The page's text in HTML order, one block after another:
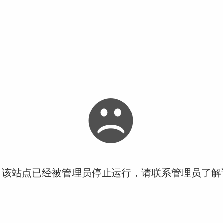
站点已经被管理员停止运行，请联系管理员了